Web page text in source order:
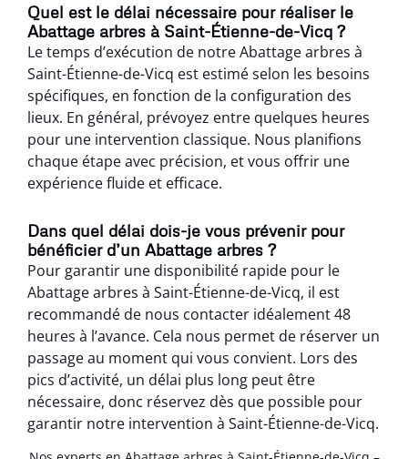
Quel est le délai nécessaire pour réaliser le
Abattage arbres à Saint-Étienne-de-Vicq ?
Le temps d’exécution de notre Abattage arbres à
Saint-Étienne-de-Vicq est estimé selon les besoins
spécifiques, en fonction de la configuration des
lieux. En général, prévoyez entre quelques heures
pour une intervention classique. Nous planifions
chaque étape avec précision, et vous offrir une
expérience fluide et efficace.
Dans quel délai dois-je vous prévenir pour
bénéficier d’un Abattage arbres ?
Pour garantir une disponibilité rapide pour le
Abattage arbres à Saint-Étienne-de-Vicq, il est
recommandé de nous contacter idéalement 48
heures à l’avance. Cela nous permet de réserver un
passage au moment qui vous convient. Lors des
pics d’activité, un délai plus long peut être
nécessaire, donc réservez dès que possible pour
garantir notre intervention à Saint-Étienne-de-Vicq.